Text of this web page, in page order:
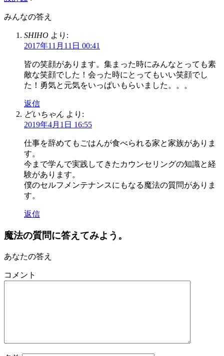
みんなの答え
SHIHO より:
2017年11月11日 00:41
皆の笑顔があります。集まった時にみんなとっても素
敵な笑顔でした！会った時にとってもいい笑顔でし
た！勇気と元気をいっぱいもらいました。。。
返信
どいちゃん より:
2019年4月1日 16:55
仕事を辞めてもごはんが食べられる家と家族がありま
す。
今まで学んで実践してきたカウンセリングの知識と経
験があります。
僕のセルフメンテナンスにもなる魔法の質問がありま
す。
返信
魔法の質問に答えてみよう。
あなたの答え
コメント